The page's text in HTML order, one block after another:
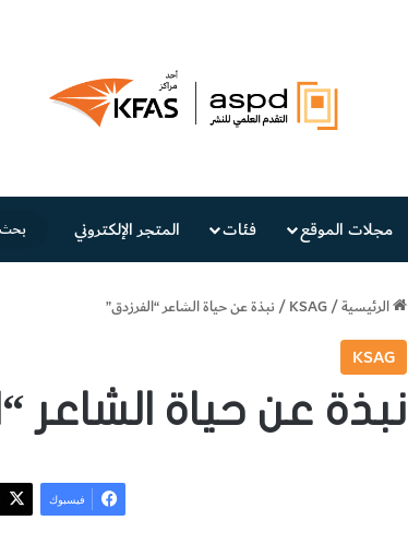
مجلات الموقع فئات المتجر الإلكتروني
الرئيسية/
KSAG
/نبذة عن حياة الشاعر “الفرزدق”
KSAG
نبذة عن حياة الشاعر
فيسبوك